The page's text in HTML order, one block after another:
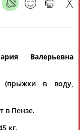
поиск
Валерьевна
(прыжки в воду,
в Пензе.
кг.